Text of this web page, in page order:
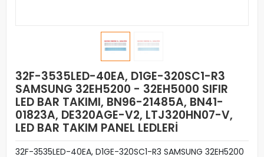
32F-3535LED-40EA, D1GE-320SC1-R3
SAMSUNG 32EH5200 - 32EH5000 SIFIR
LED BAR TAKIMI, BN96-21485A, BN41-
01823A, DE320AGE-V2, LTJ320HN07-V,
LED BAR TAKIM PANEL LEDLERİ
32F-3535LED-40EA, D1GE-320SC1-R3 SAMSUNG 32EH5200